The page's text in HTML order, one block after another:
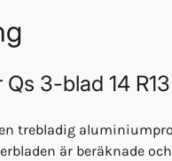
Qs 3-blad 14 R13
trebladig
är beräknade och